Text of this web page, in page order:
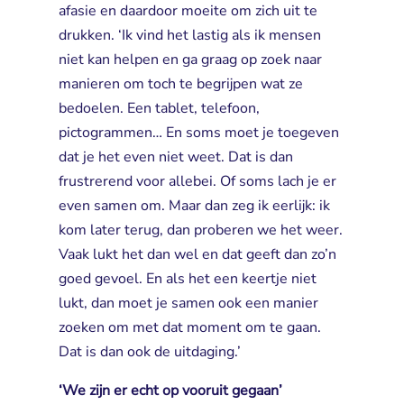
afasie en daardoor moeite om zich uit te
drukken. ‘Ik vind het lastig als ik mensen
niet kan helpen en ga graag op zoek naar
manieren om toch te begrijpen wat ze
bedoelen. Een tablet, telefoon,
pictogrammen… En soms moet je toegeven
dat je het even niet weet. Dat is dan
frustrerend voor allebei. Of soms lach je er
even samen om. Maar dan zeg ik eerlijk: ik
kom later terug, dan proberen we het weer.
Vaak lukt het dan wel en dat geeft dan zo’n
goed gevoel. En als het een keertje niet
lukt, dan moet je samen ook een manier
zoeken om met dat moment om te gaan.
Dat is dan ook de uitdaging.’
‘We zijn er echt op vooruit gegaan’